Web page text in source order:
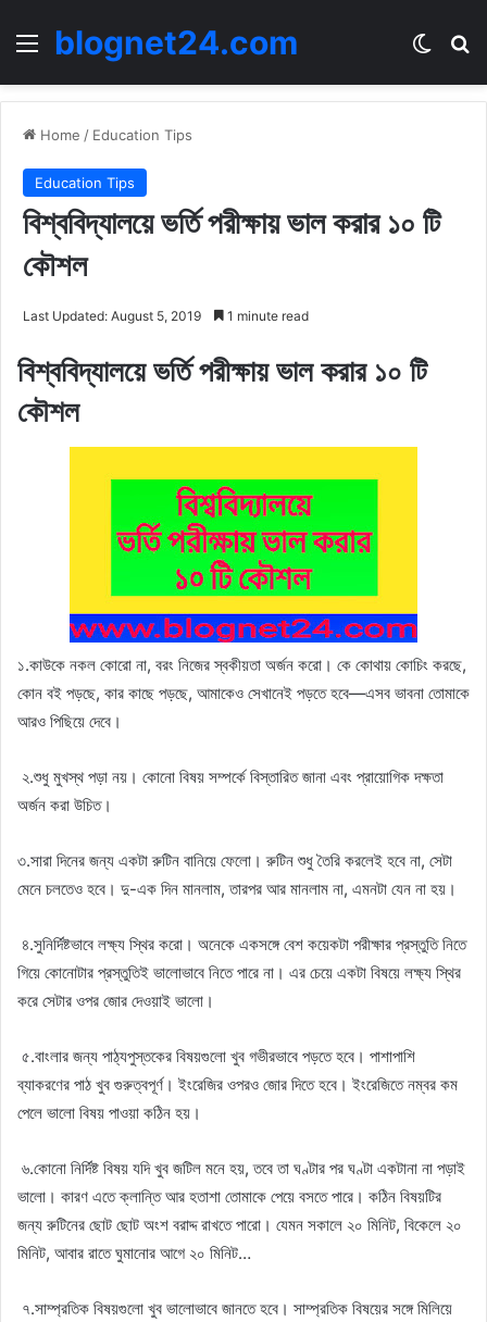
Menublognet24.com
Home / Education Tips
Education Tips
বিশ্ববিদ্যালয়ে ভর্তি পরীক্ষায় ভাল করার ১০ টি
কৌশল
Last Updated: August 5, 2019 1 minute read
বিশ্ববিদ্যালয়ে ভর্তি পরীক্ষায় ভাল করার ১০ টি
কৌশল
১.কাউকে নকল কোরো না, বরং নিজের স্বকীয়তা অর্জন করো। কে কোথায় কোচিং করছে,
কোন বই পড়ছে, কার কাছে পড়ছে, আমাকেও সেখানেই পড়তে হবে—এসব ভাবনা তোমাকে
আরও পিছিয়ে দেবে।
২.শুধু মুখস্থ পড়া নয়। কোনো বিষয় সম্পর্কে বিস্তারিত জানা এবং প্রায়োগিক দক্ষতা
অর্জন করা উচিত।
৩.সারা দিনের জন্য একটা রুটিন বানিয়ে ফেলো। রুটিন শুধু তৈরি করলেই হবে না, সেটা
মেনে চলতেও হবে। দু-এক দিন মানলাম, তারপর আর মানলাম না, এমনটা যেন না হয়।
৪.সুনির্দিষ্টভাবে লক্ষ্য স্থির করো। অনেকে একসঙ্গে বেশ কয়েকটা পরীক্ষার প্রস্তুতি নিতে
গিয়ে কোনোটার প্রস্তুতিই ভালোভাবে নিতে পারে না। এর চেয়ে একটা বিষয়ে লক্ষ্য স্থির
করে সেটার ওপর জোর দেওয়াই ভালো।
৫.বাংলার জন্য পাঠ্যপুস্তকের বিষয়গুলো খুব গভীরভাবে পড়তে হবে। পাশাপাশি
ব্যাকরণের পাঠ খুব গুরুত্বপূর্ণ। ইংরেজির ওপরও জোর দিতে হবে। ইংরেজিতে নম্বর কম
পেলে ভালো বিষয় পাওয়া কঠিন হয়।
৬.কোনো নির্দিষ্ট বিষয় যদি খুব জটিল মনে হয়, তবে তা ঘণ্টার পর ঘণ্টা একটানা না পড়াই
ভালো। কারণ এতে ক্লান্তি আর হতাশা তোমাকে পেয়ে বসতে পারে। কঠিন বিষয়টির
জন্য রুটিনের ছোট ছোট অংশ বরাদ্দ রাখতে পারো। যেমন সকালে ২০ মিনিট, বিকেলে ২০
মিনিট, আবার রাতে ঘুমানোর আগে ২০ মিনিট…
৭.সাম্প্রতিক বিষয়গুলো খুব ভালোভাবে জানতে হবে। সাম্প্রতিক বিষয়ের সঙ্গে মিলিয়ে